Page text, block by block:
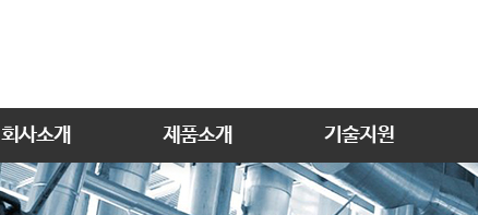
회사소개 제품소개 기술지원